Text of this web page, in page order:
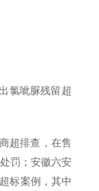
氯呲脲残留超
超排查，在售
罚；安徽六安
标案例，其中